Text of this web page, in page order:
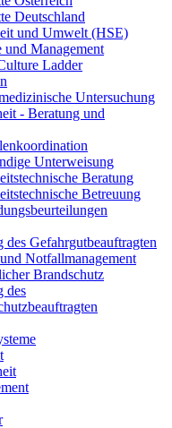
Deutschland
und Umwelt (HSE)
und Management
Ladder
Untersuchung
- Beratung und
Unterweisung
Beratung
Betreuung
des Gefahrgutbeauftragten
Notfallmanagement
Brandschutz
des